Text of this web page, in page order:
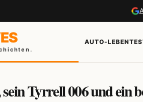
AUTO-LEBEN
Tyrrell 006 und ein